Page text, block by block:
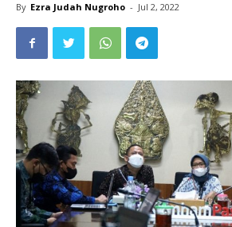
By Ezra Judah Nugroho - Jul 2, 2022